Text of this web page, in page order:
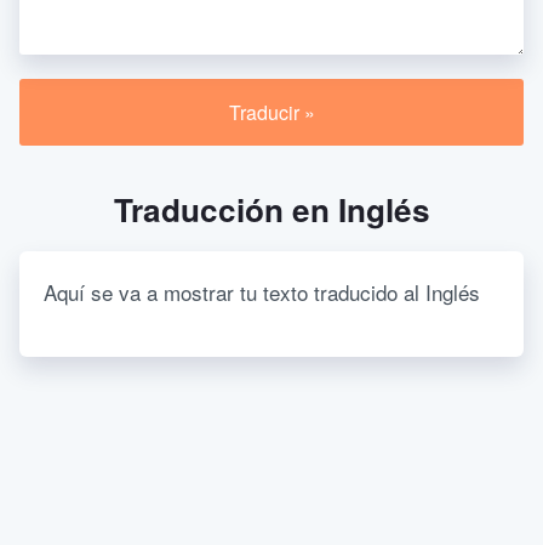
Traducción en Inglés
Aquí se va a mostrar tu texto traducido al Inglés